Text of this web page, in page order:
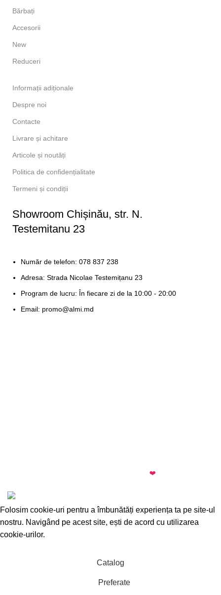
Bărbați
Accesorii
New
Reduceri
Informații adiționale
Despre noi
Contacte
Livrare și achitare
Articole și noutăți
Politica de confidențialitate
Termeni și condiții
Showroom Chișinău, str. N.
Testemitanu 23
Număr de telefon: 078 837 238
Adresa: Strada Nicolae Testemițanu 23
Program de lucru: În fiecare zi de la 10:00 - 20:00
Email: promo@almi.md
❤️
Folosim cookie-uri pentru a îmbunătăți experiența ta pe site-ul
nostru. Navigând pe acest site, ești de acord cu utilizarea
cookie-urilor.
Catalog
Preferate